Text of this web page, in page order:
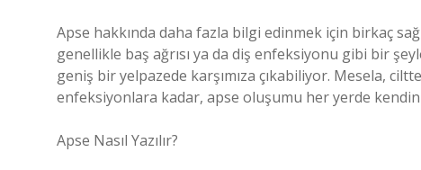
Apse hakkında daha fazla bilgi edinmek için birkaç
genellikle baş ağrısı ya da diş enfeksiyonu gibi bir
geniş bir yelpazede karşımıza çıkabiliyor. Mesela,
enfeksiyonlara kadar, apse oluşumu her yerde
Apse Nasıl Yazılır?